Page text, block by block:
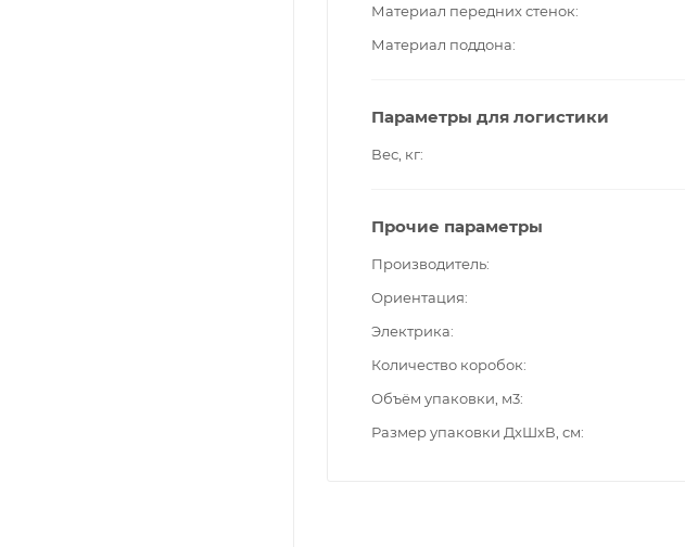
Материал передних стенок
Материал поддона
Параметры для логистики
Вес, кг
Прочие параметры
Производитель
Ориентация
Электрика
Количество коробок
Объём упаковки, м3
Размер упаковки ДxШxВ, см